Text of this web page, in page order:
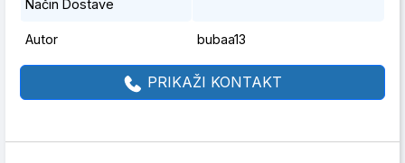
Način Dostave
Autor bubaa13
PRIKAŽI KONTAKT